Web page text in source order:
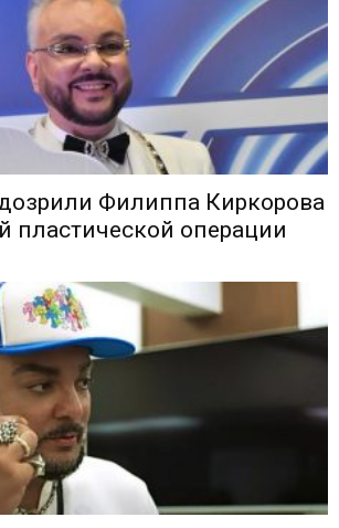
Филиппа Киркорова
пластической операции